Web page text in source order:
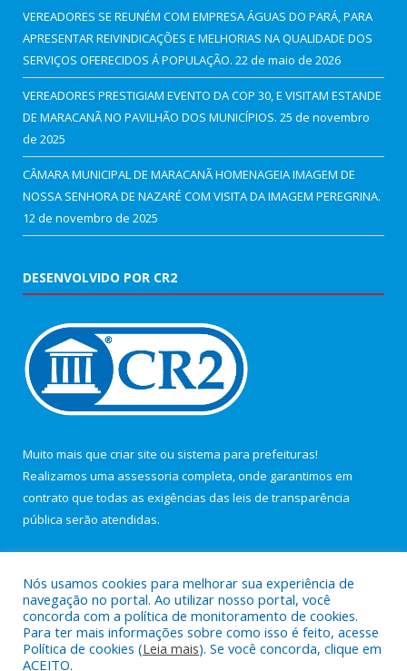
VEREADORES SE REUNÉM COM EMPRESA ÁGUAS DO PARÁ, PARA
APRESENTAR REIVINDICAÇÕES E MELHORIAS NA QUALIDADE DOS
SERVIÇOS OFERECIDOS Á POPULAÇÃO. 22 de maio de 2026
VEREADORES PRESTIGIAM EVENTO DA COP 30, E VISITAM ESTANDE
DE MARACANÃ NO PAVILHÃO DOS MUNICÍPIOS. 25 de novembro
de 2025
CÂMARA MUNICIPAL DE MARACANÃ HOMENAGEIA IMAGEM DE
NOSSA SENHORA DE NAZARÉ COM VISITA DA IMAGEM PEREGRINA.
12 de novembro de 2025
DESENVOLVIDO POR CR2
Muito mais que criar site ou sistema para prefeituras!
Realizamos uma assessoria completa, onde garantimos em
contrato que todas as exigências das leis de transparência
pública serão atendidas.
Todos os direitos reservados a Câmara Municipal de Maracanã.
Nós usamos cookies para melhorar sua experiência de
navegação no portal. Ao utilizar nosso portal, você
concorda com a política de monitoramento de cookies.
Para ter mais informações sobre como isso é feito, acesse
Política de cookies (Leia mais). Se você concorda, clique em
ACEITO.